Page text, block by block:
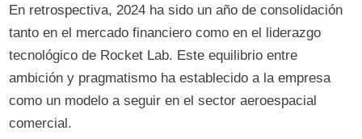
En retrospectiva, 2024 ha sido un año de consolidación
tanto en el mercado financiero como en el liderazgo
tecnológico de Rocket Lab. Este equilibrio entre
ambición y pragmatismo ha establecido a la empresa
como un modelo a seguir en el sector aeroespacial
comercial.